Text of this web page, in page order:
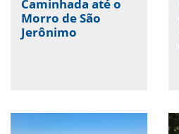
Caminhada até o
Morro de São
Jerônimo